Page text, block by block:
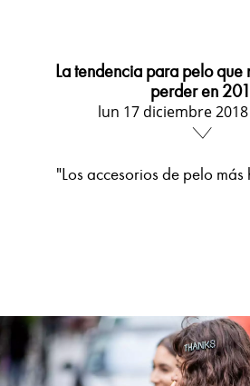
La tendencia para pelo que
perder en
lun 17 diciembre 2018
"Los accesorios de pelo